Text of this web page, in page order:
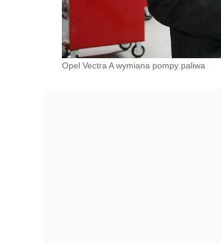
Opel Vectra A wymiana pompy paliwa